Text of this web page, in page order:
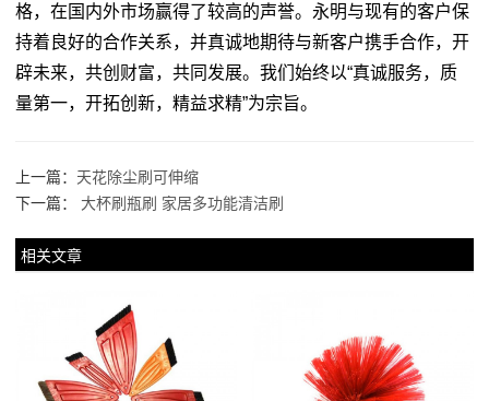
格，在国内外市场赢得了较高的声誉。永明与现有的客户保
持着良好的合作关系，并真诚地期待与新客户携手合作，开
辟未来，共创财富，共同发展。我们始终以“真诚服务，质
量第一，开拓创新，精益求精”为宗旨。
上一篇： 天花除尘刷可伸缩
下一篇： 大杯刷瓶刷 家居多功能清洁刷
相关文章